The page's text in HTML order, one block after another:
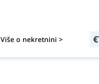
Više o nekretnini > €